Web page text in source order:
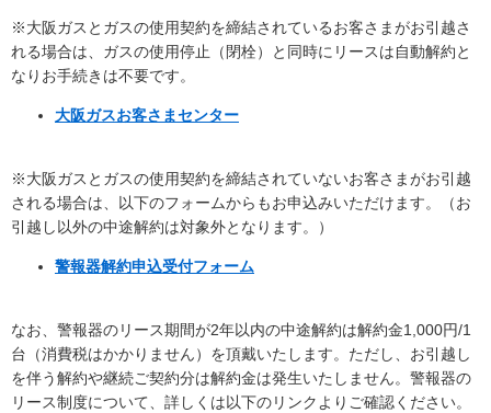
※大阪ガスとガスの使用契約を締結されているお客さまがお引越さ
れる場合は、ガスの使用停止（閉栓）と同時にリースは自動解約と
なりお手続きは不要です。
大阪ガスお客さまセンター
※大阪ガスとガスの使用契約を締結されていないお客さまがお引越
される場合は、以下のフォームからもお申込みいただけます。（お
引越し以外の中途解約は対象外となります。）
警報器解約申込受付フォーム
なお、警報器のリース期間が2年以内の中途解約は解約金1,000円/1
台（消費税はかかりません）を頂戴いたします。ただし、お引越し
を伴う解約や継続ご契約分は解約金は発生いたしません。警報器の
リース制度について、詳しくは以下のリンクよりご確認ください。